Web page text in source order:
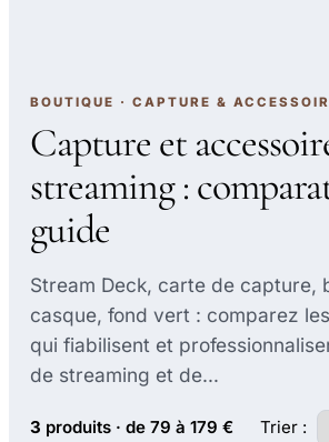
BOUTIQUE · CAPTURE &
Capture et
streaming :
guide
Stream Deck, carte de capture,
casque, fond vert : comparez
qui fiabilisent et
de streaming et de…
3 produits · de 79 à 179 € Trier :